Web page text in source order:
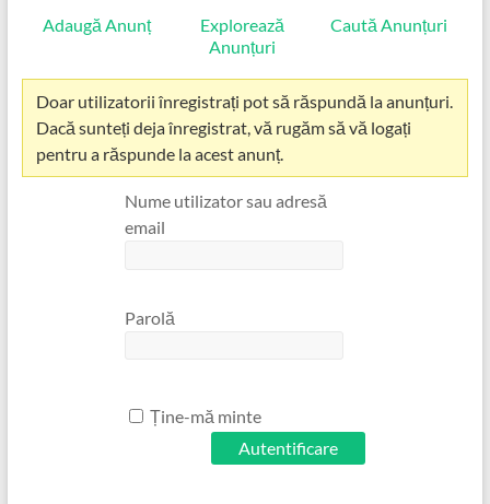
Adaugă Anunț
Explorează
Anunțuri
Caută Anunțuri
Doar utilizatorii înregistrați pot să răspundă la anunțuri.
Dacă sunteți deja înregistrat, vă rugăm să vă logați
pentru a răspunde la acest anunț.
Nume utilizator sau adresă
email
Parolă
Ține-mă minte